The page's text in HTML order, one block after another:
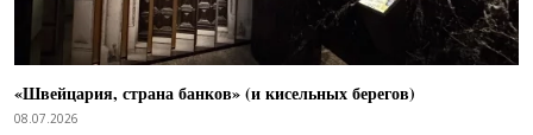
«Швейцария, страна банков» (и кисельных берегов)
08.07.2026